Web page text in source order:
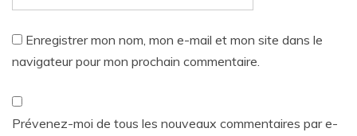
Enregistrer mon nom, mon e-mail et mon site dans le
navigateur pour mon prochain commentaire.
Prévenez-moi de tous les nouveaux commentaires par e-